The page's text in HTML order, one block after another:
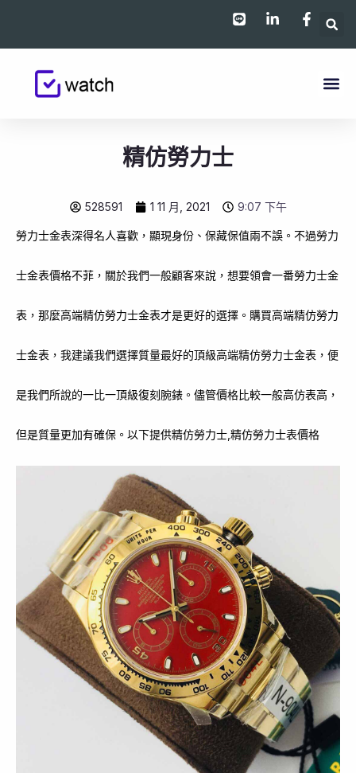
精仿勞力士
528591 1 11 月, 2021 9:07 下午
勞力士金表深得名人喜歡，顯現身份、保藏保值兩不誤。不過勞力
士金表價格不菲，關於我們一般顧客來說，想要領會一番勞力士金
表，那麼高端精仿勞力士金表才是更好的選擇。購買高端精仿勞力
士金表，我建議我們選擇質量最好的頂級高端精仿勞力士金表，便
是我們所說的一比一頂級復刻腕錶。儘管價格比較一般高仿表高，
但是質量更加有確保。以下提供精仿勞力士,精仿勞力士表價格